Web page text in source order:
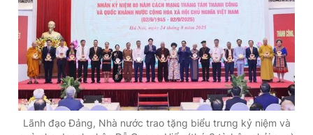
Theo dõi báo trên
Hotline Liên hệ quảng cáo
Lãnh đạo Đảng, Nhà nước trao tặng biểu trưng kỷ niệm và